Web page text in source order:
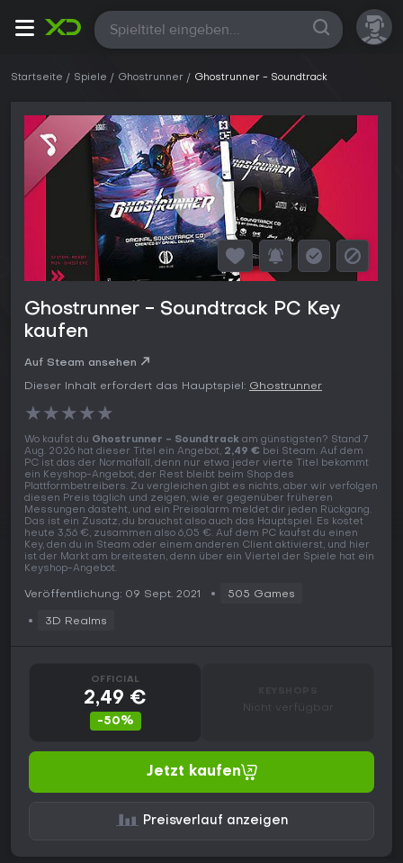
Alle
Startseite Spiele Ghostrunner Ghostrunner - Soundtrack
Ghostrunner - Soundtrack PC Key
kaufen
Auf Steam ansehen
Dieser Inhalt erfordert das Hauptspiel: Ghostrunner
★★★★★
Wo kaufst du Ghostrunner - Soundtrack am günstigsten? Stand 7
Aug. 2026 hat dieser Titel ein Angebot, 2,49 € bei Steam. Auf dem
PC ist das der Normalfall, denn nur etwa jeder vierte Titel bekommt
ein Keyshop-Angebot, der Rest bleibt beim Shop des
Plattformbetreibers. Zu vergleichen gibt es nichts, aber wir verfolgen
diesen Preis täglich und zeigen, wie er gegenüber früheren
Messungen dasteht, und ein Preisalarm meldet dir jeden Rückgang.
Das ist ein Zusatz, du brauchst also auch das Hauptspiel. Es kostet
heute 3,56 €, zusammen also 6,05 €. Auf dem PC kaufst du einen
Key, den du in Steam oder einem anderen Client aktivierst, und hier
ist der Markt am breitesten, denn über ein Viertel der Spiele hat ein
Keyshop-Angebot.
Veröffentlichung: 09 Sept. 2021 505 Games
3D Realms
OFFICIAL
2,49 €
-50%
Nicht verfügbar
Jetzt kaufen
Preisverlauf anzeigen